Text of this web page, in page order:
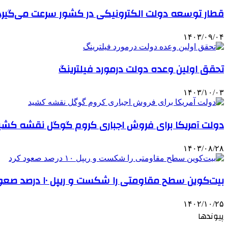
قطار توسعه دولت الکترونیکی در کشور سرعت
۱۴۰۳/۰۹/۰۴
تحقق اولین وعده دولت درمورد فیلترینگ
۱۴۰۳/۱۰/۰۳
دولت آمریکا برای فروش اجباری کروم گوگل نقشه
۱۴۰۳/۰۸/۲۸
بیت‌کوین سطح مقاومتی را شکست و ریپل ۱۰ درصد صعود کرد
۱۴۰۲/۱۰/۲۵
پیوندها